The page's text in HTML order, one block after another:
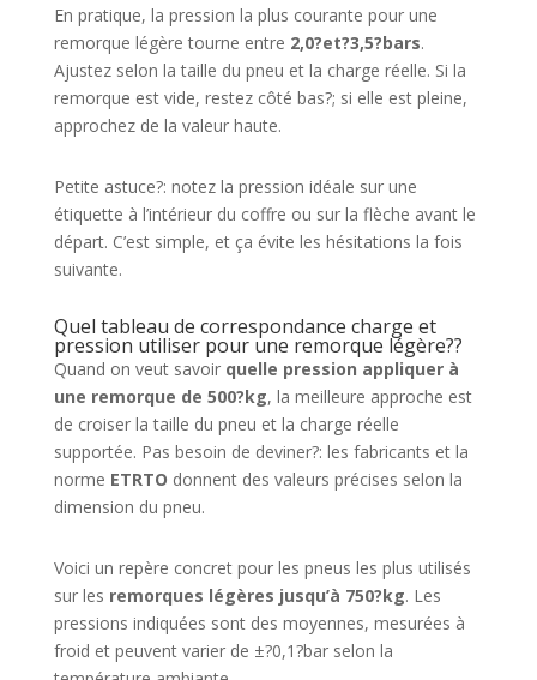
En pratique, la pression la plus courante pour une
remorque légère tourne entre 2,0?et?3,5?bars.
Ajustez selon la taille du pneu et la charge réelle. Si la
remorque est vide, restez côté bas?; si elle est pleine,
approchez de la valeur haute.
Petite astuce?: notez la pression idéale sur une
étiquette à l’intérieur du coffre ou sur la flèche avant le
départ. C’est simple, et ça évite les hésitations la fois
suivante.
Quel tableau de correspondance charge et
pression utiliser pour une remorque légère??
Quand on veut savoir quelle pression appliquer à
une remorque de 500?kg, la meilleure approche est
de croiser la taille du pneu et la charge réelle
supportée. Pas besoin de deviner?: les fabricants et la
norme ETRTO donnent des valeurs précises selon la
dimension du pneu.
Voici un repère concret pour les pneus les plus utilisés
sur les remorques légères jusqu’à 750?kg. Les
pressions indiquées sont des moyennes, mesurées à
froid et peuvent varier de ±?0,1?bar selon la